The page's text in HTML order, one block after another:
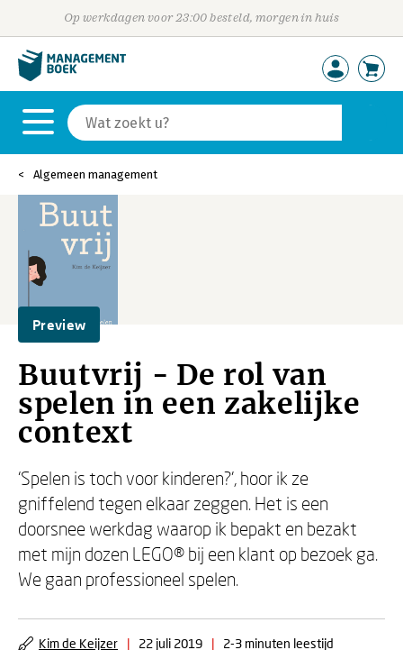
Op werkdagen voor 23:00 besteld, morgen in huis
Algemeen management
Preview
Buutvrij - De rol van
spelen in een zakelijke
context
‘Spelen is toch voor kinderen?', hoor ik ze
gniffelend tegen elkaar zeggen. Het is een
doorsnee werkdag waarop ik bepakt en bezakt
met mijn dozen LEGO® bij een klant op bezoek ga.
We gaan professioneel spelen.
Kim de Keijzer | 22 juli 2019 | 2-3 minuten leestijd